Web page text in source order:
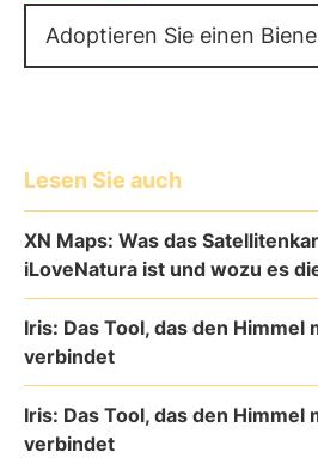
Adoptieren Sie einen
Lesen Sie auch
XN Maps: Was das
iLoveNatura ist und wozu es
Iris: Das Tool, das den Himmel
verbindet
Iris: Das Tool, das den Himmel
verbindet